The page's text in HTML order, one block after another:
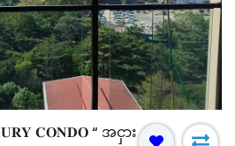
𝐂𝐎𝐍𝐃𝐎 “ အငှား